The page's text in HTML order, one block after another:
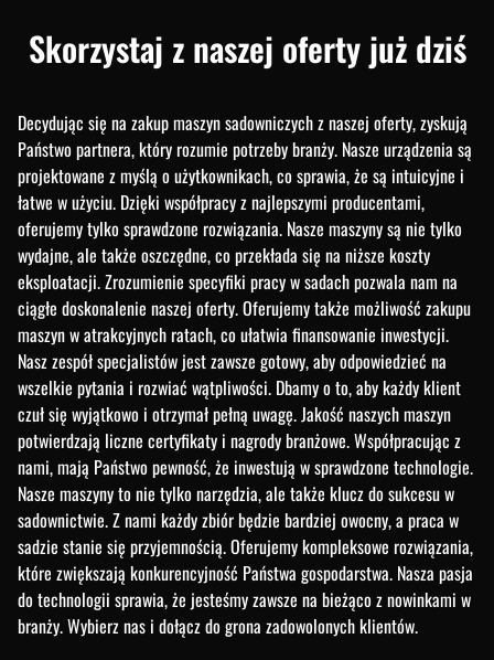
skorzystaj z naszej oferty już dziś
Decydując się na zakup maszyn sadowniczych z naszej oferty, zyskują
Państwo partnera, który rozumie potrzeby branży. Nasze urządzenia są
projektowane z myślą o użytkownikach, co sprawia, że są intuicyjne i
łatwe w użyciu. Dzięki współpracy z najlepszymi producentami,
oferujemy tylko sprawdzone rozwiązania. Nasze maszyny są nie tylko
wydajne, ale także oszczędne, co przekłada się na niższe koszty
eksploatacji. Zrozumienie specyfiki pracy w sadach pozwala nam na
ciągłe doskonalenie naszej oferty. Oferujemy także możliwość zakupu
maszyn w atrakcyjnych ratach, co ułatwia finansowanie inwestycji.
Nasz zespół specjalistów jest zawsze gotowy, aby odpowiedzieć na
wszelkie pytania i rozwiać wątpliwości. Dbamy o to, aby każdy klient
czuł się wyjątkowo i otrzymał pełną uwagę. Jakość naszych maszyn
potwierdzają liczne certyfikaty i nagrody branżowe. Współpracując z
nami, mają Państwo pewność, że inwestują w sprawdzone technologie.
Nasze maszyny to nie tylko narzędzia, ale także klucz do sukcesu w
sadownictwie. Z nami każdy zbiór będzie bardziej owocny, a praca w
sadzie stanie się przyjemnością. Oferujemy kompleksowe rozwiązania,
które zwiększają konkurencyjność Państwa gospodarstwa. Nasza pasja
do technologii sprawia, że jesteśmy zawsze na bieżąco z nowinkami w
branży. Wybierz nas i dołącz do grona zadowolonych klientów.